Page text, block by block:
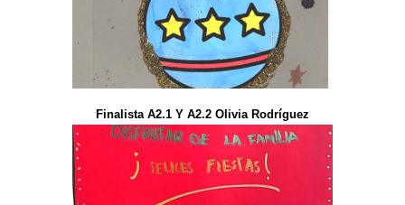
Finalista A2.1 Y A2.2 Olivia Rodríguez